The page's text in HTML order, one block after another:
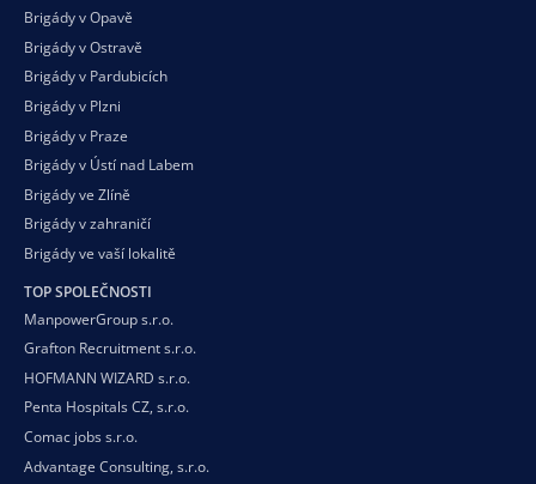
Brigády v Opavě
Brigády v Ostravě
Brigády v Pardubicích
Brigády v Plzni
Brigády v Praze
Brigády v Ústí nad Labem
Brigády ve Zlíně
Brigády v zahraničí
Brigády ve vaší lokalitě
TOP SPOLEČNOSTI
ManpowerGroup s.r.o.
Grafton Recruitment s.r.o.
HOFMANN WIZARD s.r.o.
Penta Hospitals CZ, s.r.o.
Comac jobs s.r.o.
Advantage Consulting, s.r.o.